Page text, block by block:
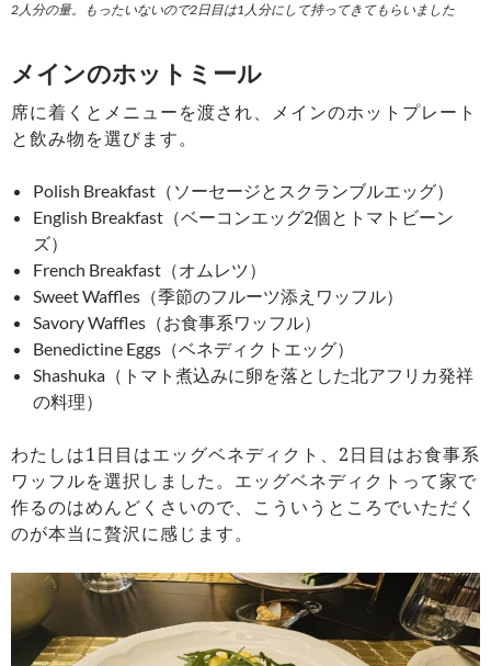
2人分の量。もったいないので2日目は1人分にして持ってきてもらいました
メインのホットミール
席に着くとメニューを渡され、メインのホットプレート
と飲み物を選びます。
Polish Breakfast（ソーセージとスクランブルエッグ）
English Breakfast（ベーコンエッグ2個とトマトビーン
ズ）
French Breakfast（オムレツ）
Sweet Waffles（季節のフルーツ添えワッフル）
Savory Waffles（お食事系ワッフル）
Benedictine Eggs（ベネディクトエッグ）
Shashuka（トマト煮込みに卵を落とした北アフリカ発祥
の料理）
わたしは1日目はエッグベネディクト、2日目はお食事系
ワッフルを選択しました。エッグベネディクトって家で
作るのはめんどくさいので、こういうところでいただく
のが本当に贅沢に感じます。